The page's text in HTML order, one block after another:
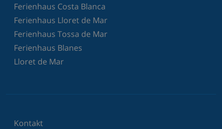
Ferienhaus Costa Blanca
Ferienhaus Lloret de Mar
Ferienhaus Tossa de Mar
Ferienhaus Blanes
Lloret de Mar
Kontakt